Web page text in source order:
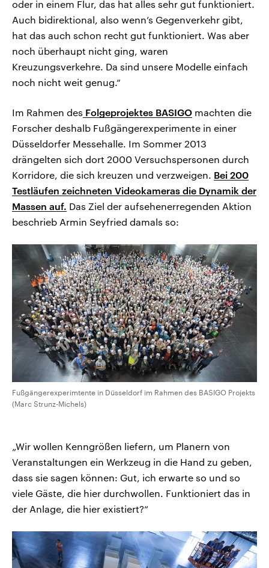
oder in einem Flur, das hat alles sehr gut funktioniert.
Auch bidirektional, also wenn’s Gegenverkehr gibt,
hat das auch schon recht gut funktioniert. Was aber
noch überhaupt nicht ging, waren
Kreuzungsverkehre. Da sind unsere Modelle einfach
noch nicht weit genug.“
Im Rahmen des Folgeprojektes BASIGO machten die
Forscher deshalb Fußgängerexperimente in einer
Düsseldorfer Messehalle. Im Sommer 2013
drängelten sich dort 2000 Versuchspersonen durch
Korridore, die sich kreuzen und verzweigen. Bei 200
Testläufen zeichneten Videokameras die Dynamik der
Massen auf. Das Ziel der aufsehenerregenden Aktion
beschrieb Armin Seyfried damals so:
Fußgängerexperimtente in Düsseldorf im Rahmen des BASIGO Projekts
(Marc Strunz-Michels)
„Wir wollen Kenngrößen liefern, um Planern von
Veranstaltungen ein Werkzeug in die Hand zu geben,
dass sie sagen können: Gut, ich erwarte so und so
viele Gäste, die hier durchwollen. Funktioniert das in
der Anlage, die hier existiert?“